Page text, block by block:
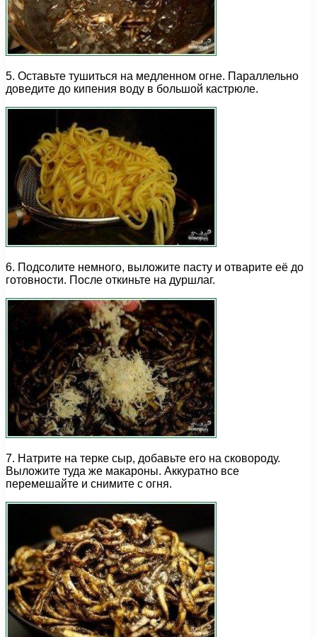
5. Оставьте тушиться на медленном огне. Параллельно
доведите до кипения воду в большой кастрюле.
6. Подсолите немного, выложите пасту и отварите её до
готовности. После откиньте на дуршлаг.
7. Натрите на терке сыр, добавьте его на сковороду.
Выложите туда же макароны. Аккуратно все
перемешайте и снимите с огня.